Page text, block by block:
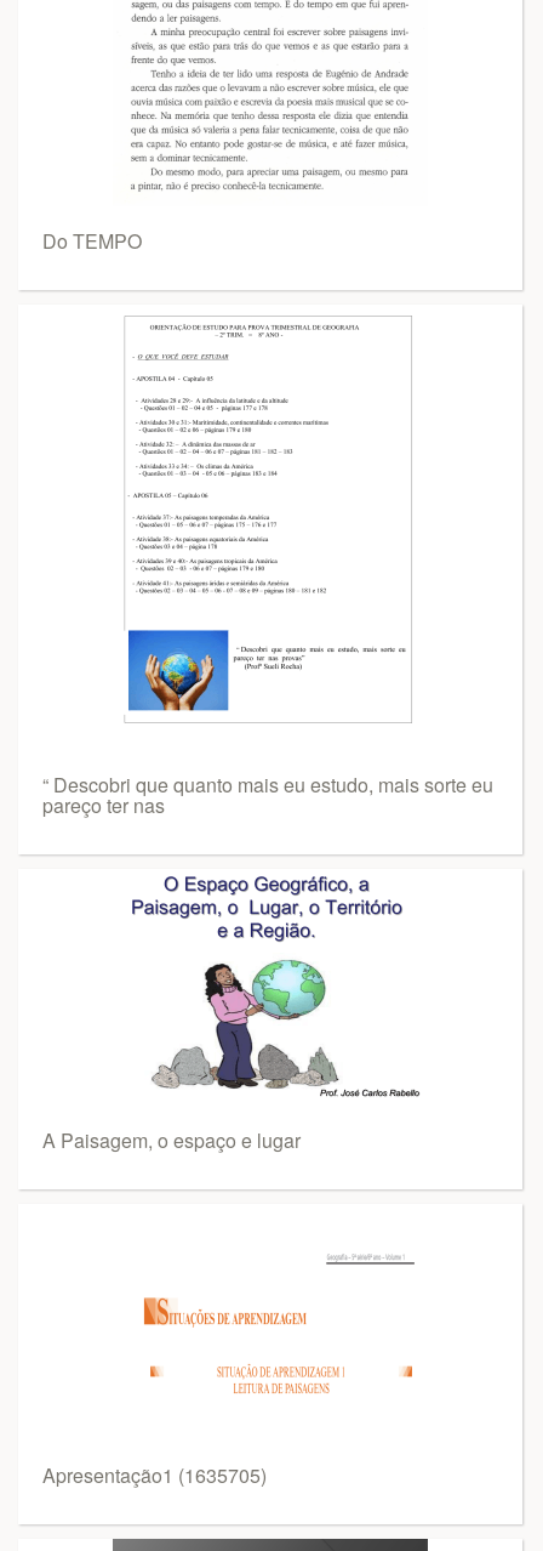
Do TEMPO
“ Descobri que quanto mais eu estudo, mais sorte eu
pareço ter nas
A Paisagem, o espaço e lugar
Apresentação1 (1635705)